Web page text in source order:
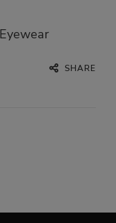
SHARE